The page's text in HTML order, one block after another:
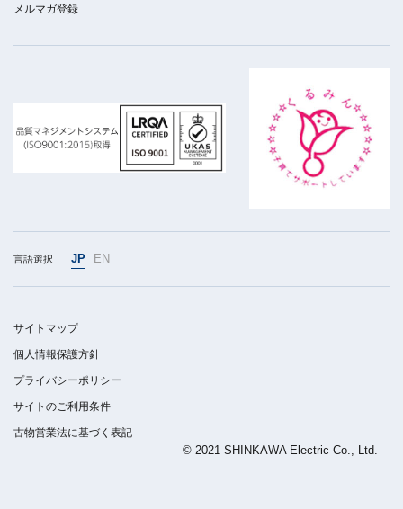
メルマガ登録
言語選択 JP EN
サイトマップ
個人情報保護方針
プライバシーポリシー
サイトのご利用条件
古物営業法に基づく表記
© 2021 SHINKAWA Electric Co., Ltd.